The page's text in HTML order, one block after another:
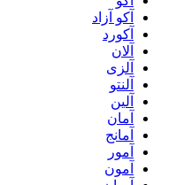
آکو آزاد
آکورد
آلان
آلزی
آلنتو
آلین
آمان
آمانج
آمور
آمون